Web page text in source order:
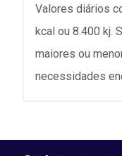
Valores diários
kcal ou 8.400 kj.
maiores ou
necessidades